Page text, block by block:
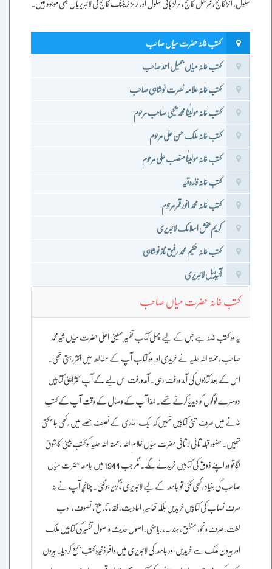
سکول، انڑکالج، کمرشل کالج، گرلز ہائی سکول اور گرلز ٹریننگ کالج کی لائبریریاں بھی موجود ہیں۔
کتب خانہ حضرت میاں صاحب
کتب خانہ میاں جمیل احمد صاحب
کتب خانہ علامہ نصرت نوشاہی صاحب
کتب خانہ مولٰینا محمد یحییٰ صاحب مرحوم
کتب خانہ ملک حسن علی مرحوم
کتب خانہ مولیٰنا منصب علی مرحوم
کتب خانہ فاروقیہ
کتب خانہ محمد انور قمر مرحوم
کریم بخش اسلامک لائبریری
کتب خانہ حکیم محمد رفیق ناز نوشاہی
آئیڈیل لائبریری
کتب خانہ حضرت میاں صاحب
یہ وہ کتب خانہ ہے جس کے لیے پہلی کتاب تفسیر حسینی اعلیٰ حضرت میاں شیرمحمد
صاحب رحمتہ اللہ علیہ نے خریدی اور وہ کتاب آپ کے مطالعہ میں اکثر رہتی تھی۔
اس کے بعد کتابوں کی آمد ورفت رہی۔ آمدورفت اس لیے کے آپ اکثر اپنی کتابیں
دوسرے لوگوں کو دیدیا کرتے تھے۔ لہذا آپ کے وصال کے وقت آپ کے کتب
خانے میں صرف اتنی کتابیں تھیں کہ ایک الماری کے نصف حصے میں رکھی جاسکتی
تھیں۔ حضور قبلہ ثانی لا ثانی حضرت میاں غلام اللہ رحمتہ اللہ علیہ کو کتب بینی کا شوق
لگا تو وہ اپنے ذوق کی کتابیں خریدنے لگے۔ مگر جب 1944 میں جامعہ حضرت میاں
صاحب کی بنیاد رکھی گئی تو جامعہ کے لیے لائبریری ناگزیر ہوگئی۔ چنانچہ آپ نے نہ
صرف نصاب کی کتابیں خریدیں بلکہ تفاسیر، احادیث، فقہ، تاریخ، تصوف، ادب
لغت، صرف ونحو، منطق، ہندسہ، ریاضی، اصول حدیث واصول تفسیر کی کتابیں ملک
اور بیرون ملک سے خریدیں اور جامعہ کی لائبریری میں وافر ذخیرہ کتب جمع کردیا۔ بیرون